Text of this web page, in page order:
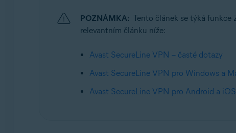
Windows, macOS, Android a iOS
POZNÁMKA: Tento článek se týká funkce
relevantním článku níže:
Avast SecureLine VPN – časté dotazy
Avast SecureLine VPN pro Windows a
Avast SecureLine VPN pro Android a